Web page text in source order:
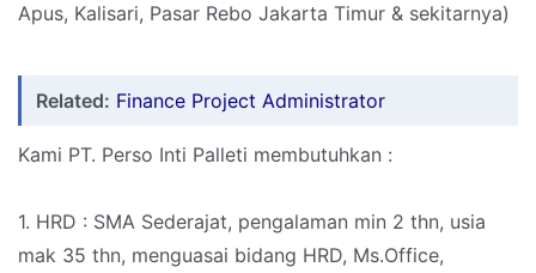
Apus, Kalisari, Pasar Rebo Jakarta Timur & sekitarnya)
Related: Finance Project Administrator
Kami PT. Perso Inti Palleti membutuhkan :
1. HRD : SMA Sederajat, pengalaman min 2 thn, usia
mak 35 thn, menguasai bidang HRD, Ms.Office,